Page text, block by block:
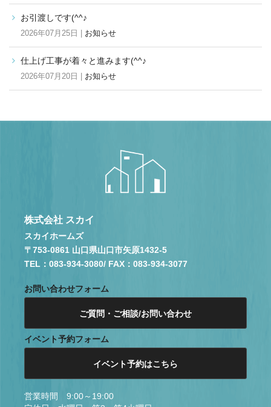
お引渡しです(^^♪
2026年07月25日 | お知らせ
仕上げ工事が着々と進みます(^^♪
2026年07月20日 | お知らせ
株式会社 スカイ
スカイホームズ
〒753-0861 山口県山口市矢原1432-5
TEL：083-934-3080/ FAX：083-934-3077
お問い合わせフォーム
ご質問・ご相談/お問い合わせ
イベント予約フォーム
イベント予約はこちら
営業時間 9:00～19:00